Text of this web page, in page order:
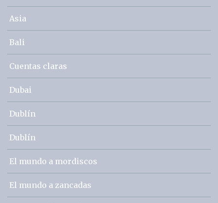
Asia
Bali
Cuentas claras
Dubai
Dublín
Dublín
El mundo a mordiscos
El mundo a zancadas